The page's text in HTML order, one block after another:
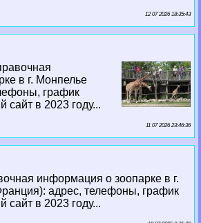
12 07 2026 18:35:43
в г. Монпелье
график
в 2023 году...
11 07 2026 23:46:36
информация о зоопарке в г.
адрес, телефоны, график
в 2023 году...